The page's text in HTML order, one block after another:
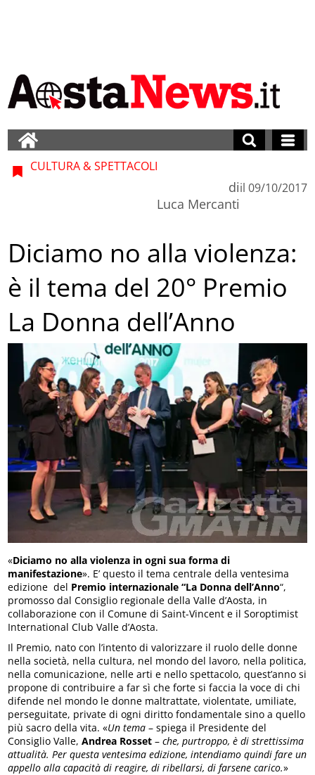
CULTURA & SPETTACOLI
di
Luca Mercanti
il 09/10/2017
Diciamo no alla violenza:
è il tema del 20° Premio
La Donna dell’Anno
«Diciamo no alla violenza in ogni sua forma di
manifestazione». E’ questo il tema centrale della ventesima
edizione del Premio internazionale “La Donna dell’Anno“,
promosso dal Consiglio regionale della Valle d’Aosta, in
collaborazione con il Comune di Saint-Vincent e il Soroptimist
International Club Valle d’Aosta.
Il Premio, nato con l’intento di valorizzare il ruolo delle donne
nella società, nella cultura, nel mondo del lavoro, nella politica,
nella comunicazione, nelle arti e nello spettacolo, quest’anno si
propone di contribuire a far sì che forte si faccia la voce di chi
difende nel mondo le donne maltrattate, violentate, umiliate,
perseguitate, private di ogni diritto fondamentale sino a quello
più sacro della vita. «Un tema – spiega il Presidente del
Consiglio Valle,Andrea Rosset –che, purtroppo, è di strettissima
attualità. Per questa ventesima edizione, intendiamo quindi fare un
appello alla capacità di reagire, di ribellarsi, di farsene carico.»